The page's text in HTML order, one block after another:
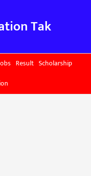
Tak
Result Scholarship